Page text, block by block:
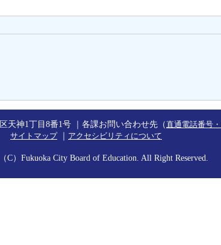
天神1丁目8番1号 ｜各課お問い合わせ先（直通電話番号
サイトマップ｜ アクセシビリティについて
C）Fukuoka City Board of Education. All Right Reserved.